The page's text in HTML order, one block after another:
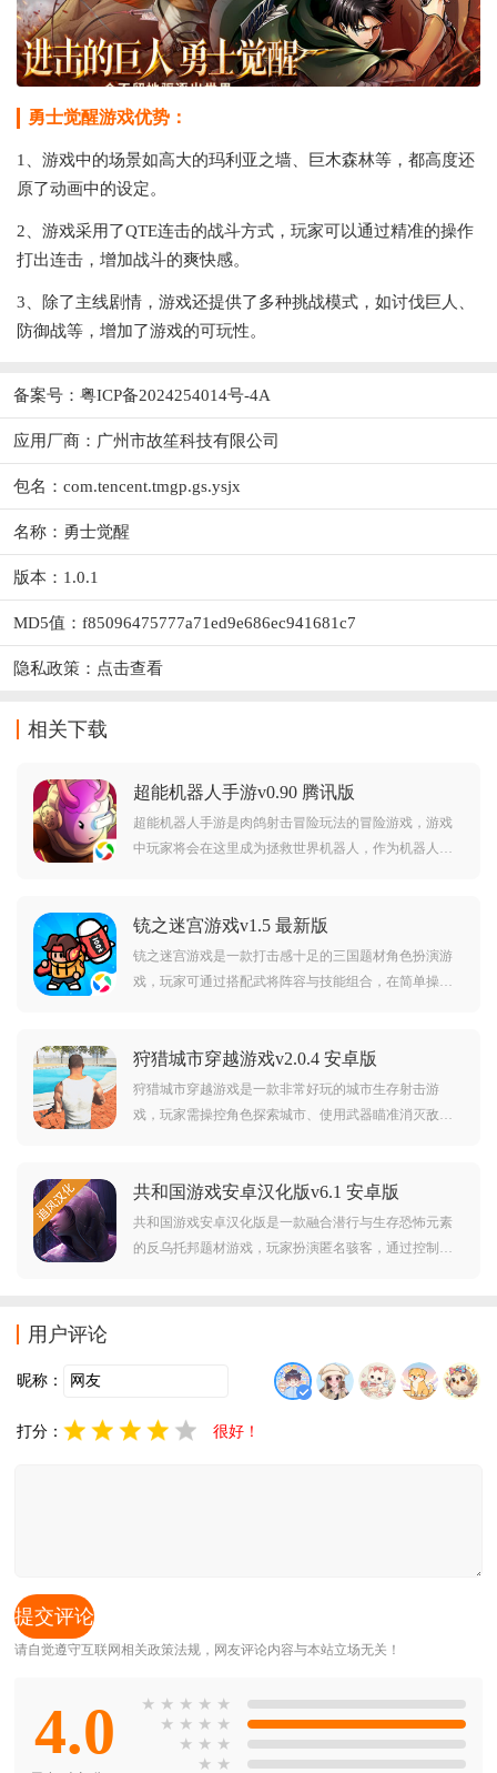
勇士觉醒游戏优势：
1、游戏中的场景如高大的玛利亚之墙、巨木森林等，都高度还
原了动画中的设定。
2、游戏采用了QTE连击的战斗方式，玩家可以通过精准的操作
打出连击，增加战斗的爽快感。
3、除了主线剧情，游戏还提供了多种挑战模式，如讨伐巨人、
防御战等，增加了游戏的可玩性。
备案号：粤ICP备2024254014号-4A
应用厂商： 广州市故笙科技有限公司
包名：com.tencent.tmgp.gs.ysjx
名称：勇士觉醒
版本：1.0.1
MD5值：f85096475777a71ed9e686ec941681c7
隐私政策： 点击查看
相关下载
超能机器人手游v0.90 腾讯版
超能机器人手游是肉鸽射击冒险玩法的冒险游戏，游戏
中玩家将会在这里成为拯救世界机器人，作为机器人的
害效果，同时游戏中还可以选择不同的机器芯片。
铳之迷宫游戏v1.5 最新版
铳之迷宫游戏是一款打击感十足的三国题材角色扮演游
戏，玩家可通过搭配武将阵容与技能组合，在简单操作
么，快来下载体验吧！
狩猎城市穿越游戏v2.0.4 安卓版
狩猎城市穿越游戏是一款非常好玩的城市生存射击游
戏，玩家需操控角色探索城市、使用武器瞄准消灭敌
不要错过了，赶紧来下载体验吧！
共和国游戏安卓汉化版v6.1 安卓版
共和国游戏安卓汉化版是一款融合潜行与生存恐怖元素
的反乌托邦题材游戏，玩家扮演匿名骇客，通过控制监
用户评论
昵称：
打分： 很好！
请自觉遵守互联网相关政策法规，网友评论内容与本站立场无关！
4.0 ★ ★ ★ ★ ★
★ ★ ★ ★
★ ★ ★
★ ★